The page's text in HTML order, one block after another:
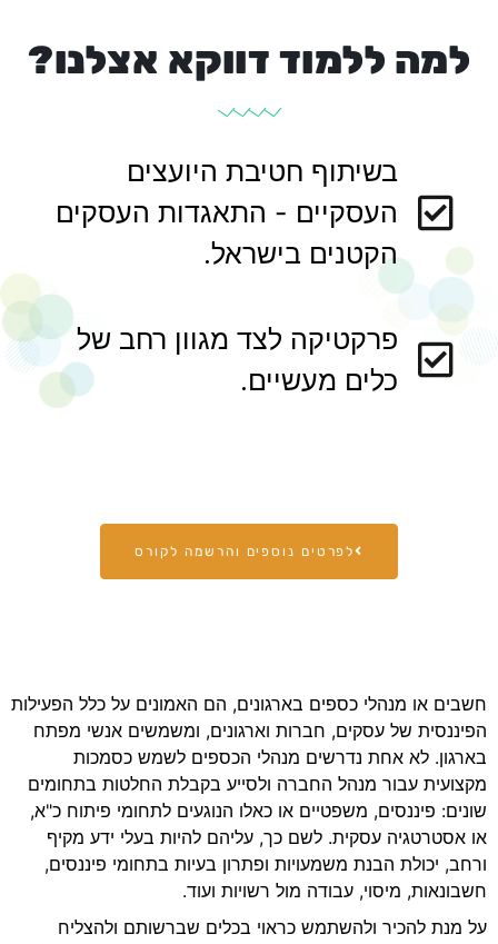
למה ללמוד דווקא אצלנו?
בשיתוף חטיבת היועצים
העסקיים - התאגדות העסקים
הקטנים בישראל.
פרקטיקה לצד מגוון רחב של
כלים מעשיים.
לפרטים נוספים והרשמה לקורס
חשבים או מנהלי כספים בארגונים, הם האמונים על כלל הפעילות
הפיננסית של עסקים, חברות וארגונים, ומשמשים אנשי מפתח
בארגון. לא אחת נדרשים מנהלי הכספים לשמש כסמכות
מקצועית עבור מנהל החברה ולסייע בקבלת החלטות בתחומים
שונים: פיננסים, משפטיים או כאלו הנוגעים לתחומי פיתוח כ"א,
או אסטרטגיה עסקית. לשם כך, עליהם להיות בעלי ידע מקיף
ורחב, יכולת הבנת משמעויות ופתרון בעיות בתחומי פיננסים,
חשבונאות, מיסוי, עבודה מול רשויות ועוד.
על מנת להכיר ולהשתמש כראוי בכלים שברשותם ולהצליח